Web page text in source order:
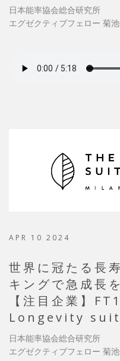
日本能率協会総合研究所
エグゼクティブフェロー 菊
APR 10 2024
世界に冠たる長
キングで急成長
【注目企業】
Longevity
日本能率協会総合研究所
エグゼクティブフェロー 菊